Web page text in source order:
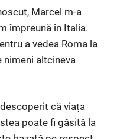
Marcel m-a
împreună în Italia.
a vedea Roma la
nimeni altcineva
că viața
poate fi găsită la